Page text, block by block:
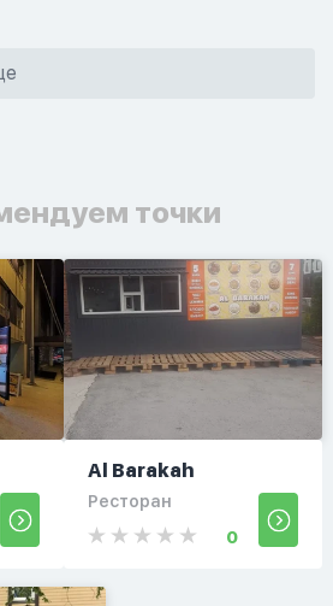
точки
Al Barakah
Ресторан
0